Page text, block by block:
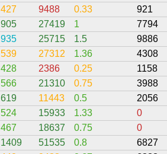
427 9488 0.33 921
905 27419 1 7794
935 25715 1.5 9886
539 27312 1.36 4308
428 2386 0.25 1158
566 21310 0.75 3988
619 11443 0.5 2056
524 15933 1.33 0
467 18637 0.75 0
1409 51535 0.8 6827